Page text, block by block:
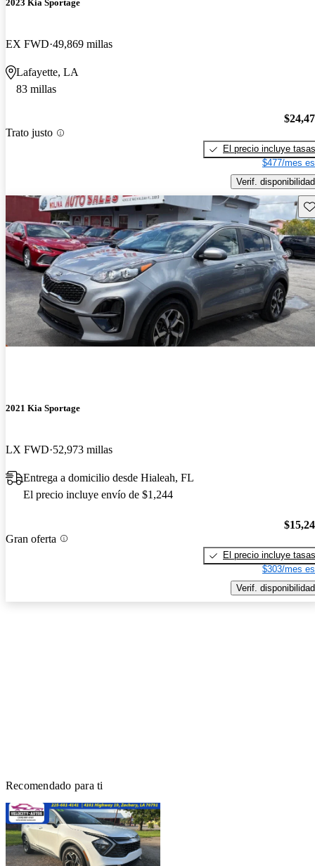
2023 Kia Sportage
EX FWD 49,869 millas
Lafayette, LA
83 millas
Trato justo
El precio incluye tasas
$477/mes
Verif. disponibilidad
2021 Kia Sportage
LX FWD 52,973 millas
Entrega a domicilio desde Hialeah, FL
El precio incluye envío de $1,244
Gran oferta
El precio incluye tasas
$303/mes
Verif. disponibilidad
Recomendado para ti